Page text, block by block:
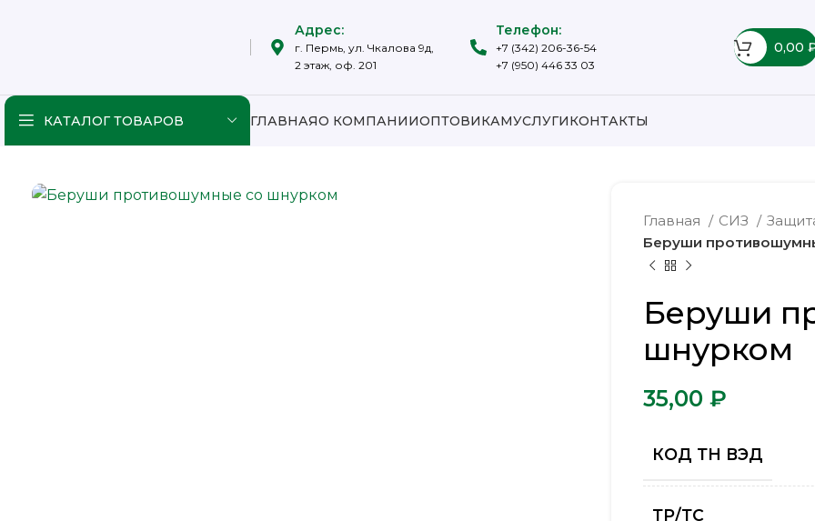
Адрес:
г. Пермь, ул. Чкалова 9д,
2 этаж, оф. 201
Телефон:
+7 (342) 206-36-54
+7 (950) 446 33 03
0,00
КАТАЛОГ ТОВАРОВ ГЛАВНАЯО КОМПАНИИОПТОВИКАМУСЛУГИКОНТАКТЫ
Главная СИЗ
Беруши
Беруши
шнурком
₽
КОД ТН ВЭД
ТР/ТС